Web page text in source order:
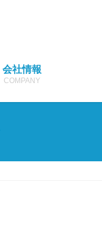
会社情報
COMPANY